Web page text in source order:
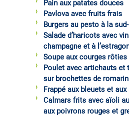
Pain aux patates douces
Pavlova avec fruits frais
Burgers au pesto à la
Salade d’haricots avec
champagne et à
Soupe aux courges rôties
Poulet avec artichauts et
sur brochettes de romarin
Frappé aux bleuets et aux
Calmars frits avec aïoli
aux poivrons rouges et